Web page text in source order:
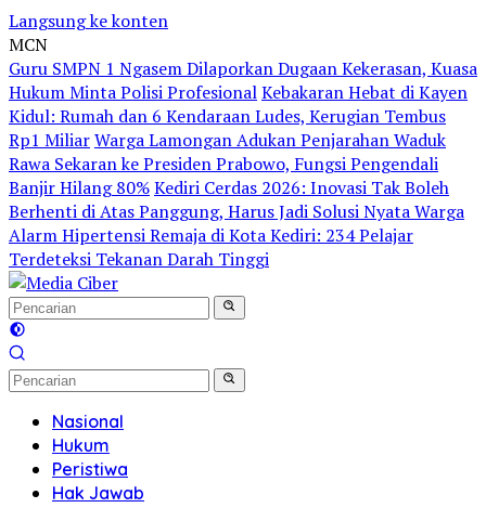
Langsung ke konten
MCN
Guru SMPN 1 Ngasem Dilaporkan Dugaan Kekerasan, Kuasa
Hukum Minta Polisi ProfesionalKebakaran Hebat di Kayen
Kidul: Rumah dan 6 Kendaraan Ludes, Kerugian Tembus
Rp1 MiliarWarga Lamongan Adukan Penjarahan Waduk
Rawa Sekaran ke Presiden Prabowo, Fungsi Pengendali
Banjir Hilang 80%Kediri Cerdas 2026: Inovasi Tak Boleh
Berhenti di Atas Panggung, Harus Jadi Solusi Nyata Warga
Alarm Hipertensi Remaja di Kota Kediri: 234 Pelajar
Terdeteksi Tekanan Darah Tinggi
Nasional
Hukum
Peristiwa
Hak Jawab